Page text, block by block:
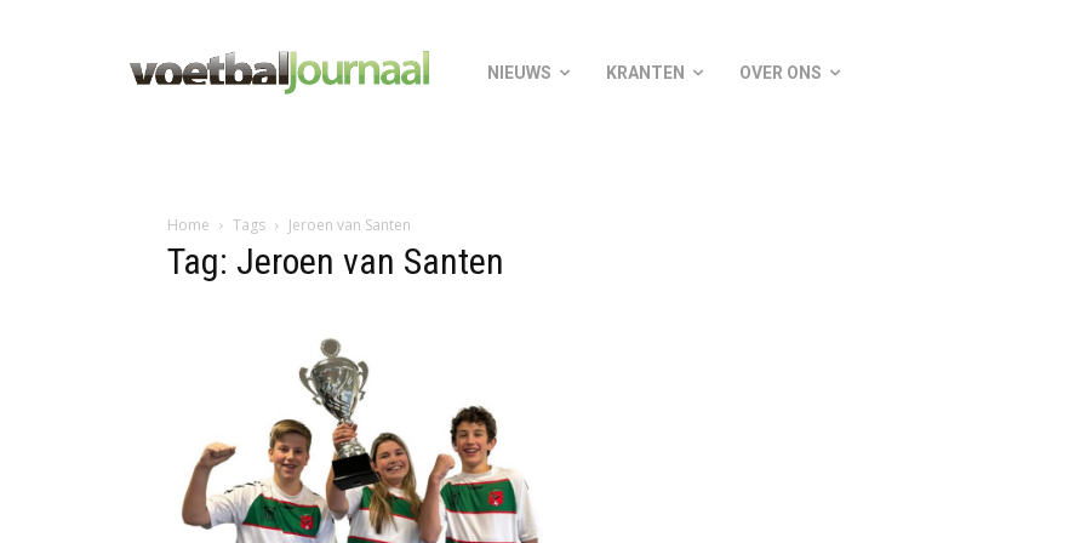
NIEUWS KRANTEN OVER ONS
Home Tags Jeroen van Santen
Tag: Jeroen van Santen